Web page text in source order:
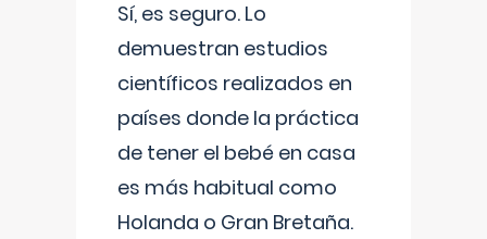
Sí, es seguro. Lo
demuestran estudios
científicos realizados en
países donde la práctica
de tener el bebé en casa
es más habitual como
Holanda o Gran Bretaña.